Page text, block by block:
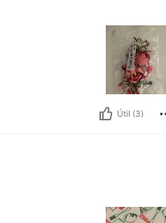
Útil (3)